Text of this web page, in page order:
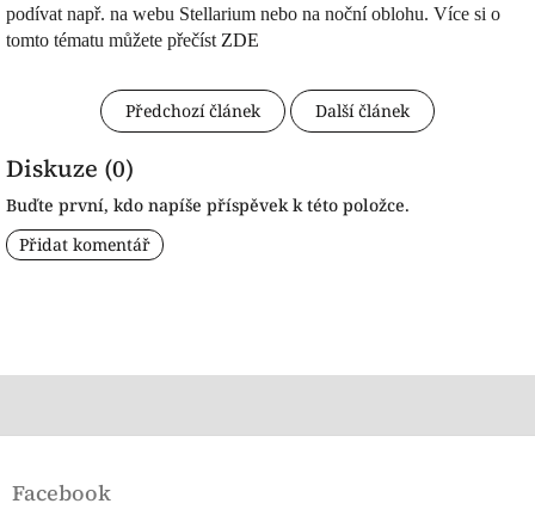
podívat např. na webu Stellarium nebo na noční oblohu. Více si o
tomto tématu můžete přečíst ZDE
Předchozí článek Další článek
Diskuze (0)
Buďte první, kdo napíše příspěvek k této položce.
Přidat komentář
pFacebook